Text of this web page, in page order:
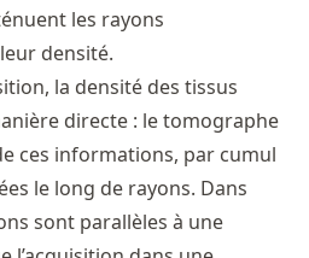
les rayons
densité.
la densité des tissus
directe : le tomographe
ces informations, par cumul
le long de rayons. Dans
sont parallèles à une